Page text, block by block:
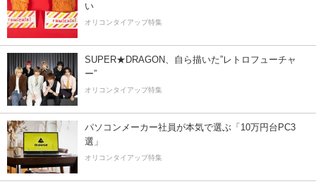
い
オリコンタイアップ特集
SUPER★DRAGON、自ら描いた”レトロフューチャ
ー”
オリコンタイアップ特集
パソコンメーカー社員が本気で選ぶ「10万円台PC3
選」
オリコンタイアップ特集